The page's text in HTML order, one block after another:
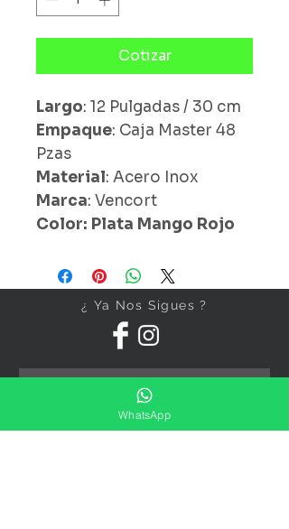
Cotizar
Largo: 12 Pulgadas / 30 cm
Empaque: Caja Master 48
Pzas
Material: Acero Inox
Marca: Vencort
Color: Plata Mango Rojo
¿ Ya Nos Sigues ?
Suscríbete ahora
WhatsApp